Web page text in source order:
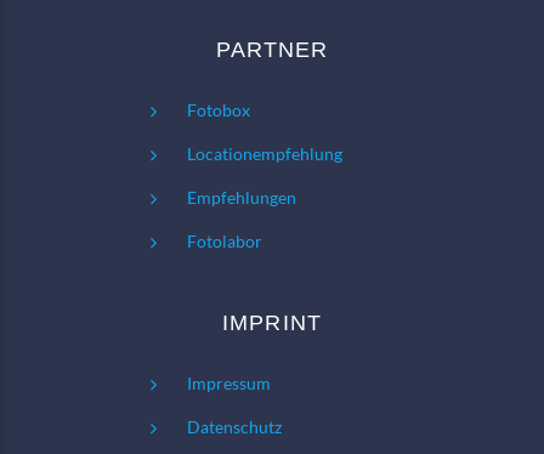
PARTNER
Fotobox
Locationempfehlung
Empfehlungen
Fotolabor
IMPRINT
Impressum
Datenschutz